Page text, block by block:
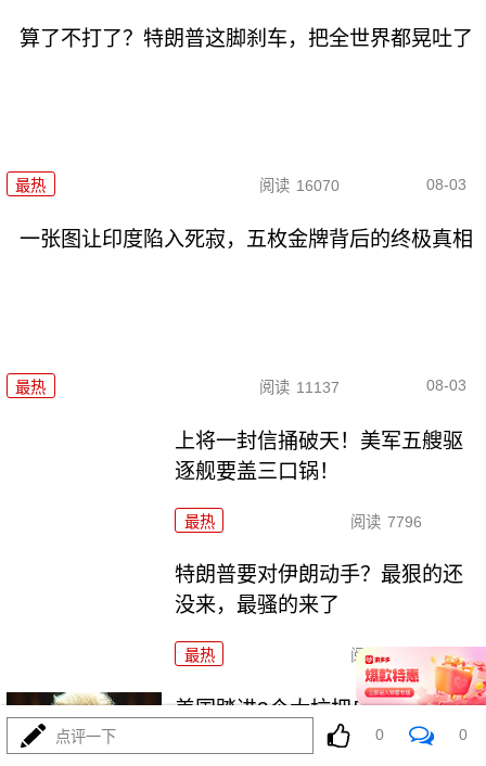
算了不打了？特朗普这脚刹车，把全世界都晃吐了
最热 阅读 16070 08-03
一张图让印度陷入死寂，五枚金牌背后的终极真相
最热 阅读 11137 08-03
上将一封信捅破天！美军五艘驱
逐舰要盖三口锅！
最热 阅读 7796
特朗普要对伊朗动手？最狠的还
没来，最骚的来了
最热 阅读 6348
美国踏进3个大坑把自己埋了！恐
点评一下 0 0